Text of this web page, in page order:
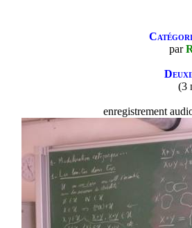
par
(3
enregistrement